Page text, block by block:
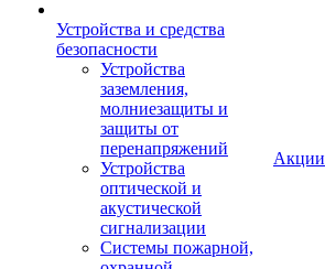
Устройства и средства
безопасности
Устройства
заземления,
молниезащиты и
защиты от
перенапряжений
Устройства
оптической и
акустической
сигнализации
Системы пожарной,
Акции